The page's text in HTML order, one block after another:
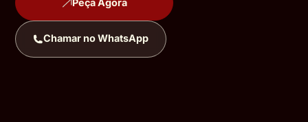
Chamar no WhatsApp